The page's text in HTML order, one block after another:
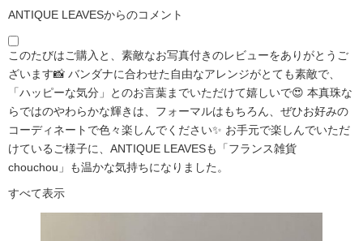
ANTIQUE LEAVESからのコメント
このたびはご購入と、素敵なお写真付きのレビューをありがとうご
ざいます📸 バンダナに合わせた自由なアレンジがとても素敵で、
「ハッピーな気分」とのお言葉までいただけて嬉しいで😍 本真珠な
らではのやわらかな輝きは、フォーマルはもちろん、ぜひお好みの
コーディネートで色々楽しんでください✨ お手元で楽しんでいただ
けているご様子に、ANTIQUE LEAVESも「フランス雑貨
chouchou」も温かな気持ちになりました。
すべて表示